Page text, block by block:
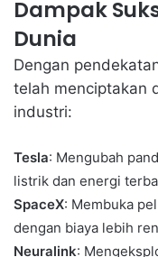
Dampak
Dunia
Dengan
telah menciptakan
industri:
Tesla: Mengubah
listrik dan energi
SpaceX: Membuka
dengan biaya lebih
Neuralink: